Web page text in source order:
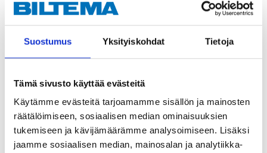
Suostumus Yksityiskohdat Tietoja
Tämä sivusto käyttää evästeitä
Käytämme evästeitä tarjoamamme sisällön ja mainosten
räätälöimiseen, sosiaalisen median ominaisuuksien
tukemiseen ja kävijämäärämme analysoimiseen. Lisäksi
jaamme sosiaalisen median, mainosalan ja analytiikka-
Förkromad, tvåtons:
Slittålig matt och blank
yta med hög korrosionsbeständighet
Innehåller:
Teknisk specifikation
Material
CrV-stål (hylsa)